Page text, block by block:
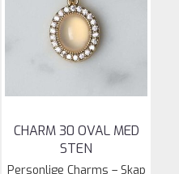
CHARM 30 OVAL MED
STEN
Personlige Charms – Skap